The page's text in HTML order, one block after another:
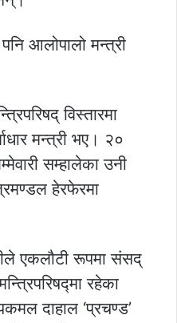
आलोपालो मन्त्री
विस्तारमा
मन्त्री भए। २०
सम्हालेका उनी
हेरफेरमा
एकलौटी रूपमा संसद्
रहेका
दाहाल ‘प्रचण्ड’